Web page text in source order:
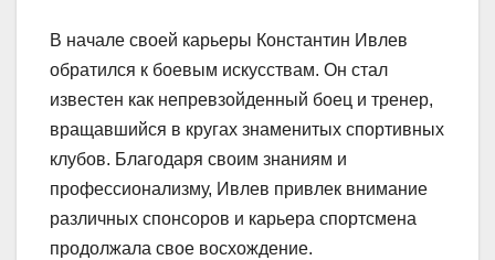
В начале своей карьеры Константин Ивлев
обратился к боевым искусствам. Он стал
известен как непревзойденный боец и тренер,
вращавшийся в кругах знаменитых спортивных
клубов. Благодаря своим знаниям и
профессионализму, Ивлев привлек внимание
различных спонсоров и карьера спортсмена
продолжала свое восхождение.